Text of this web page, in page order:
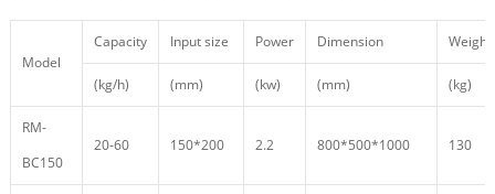
Model
Capacity Input size Power Dimension Weight
(kg/h) (mm) (kw) (mm) (kg)
RM-
BC150
20-60 150*200 2.2 800*500*1000 130